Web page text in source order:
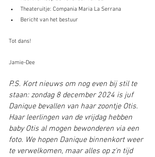
Theateruitje: Compania Maria La Serrana
Bericht van het bestuur
Tot dans!
Jamie-Dee
P.S. Kort nieuws om nog even bij stil te
staan: zondag 8 december 2024 is juf
Danique bevallen van haar zoontje Otis.
Haar leerlingen van de vrijdag hebben
baby Otis al mogen bewonderen via een
foto. We hopen Danique binnenkort weer
te verwelkomen, maar alles op z'n tijd